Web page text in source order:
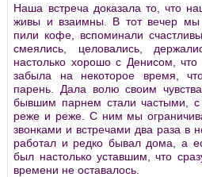
Наша встреча доказала то, что
живы и взаимны. В тот вечер мы
пили кофе, вспоминали
смеялись, целовались,
настолько хорошо с Денисом,
забыла на некоторое время,
парень. Дала волю своим
бывшим парнем стали частыми,
реже и реже. С ним мы
звонками и встречами два раза
работал и редко бывал дома, а
был настолько уставшим, что
времени не оставалось.